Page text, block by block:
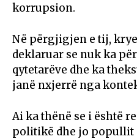
korrupsion.
Në përgjigjen e tij,
deklaruar se nuk ka
qytetarëve dhe ka
janë nxjerrë nga
Ai ka thënë se i është
politikë dhe jo popullit